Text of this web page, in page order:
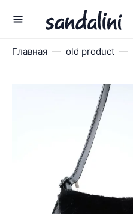
Главная old product